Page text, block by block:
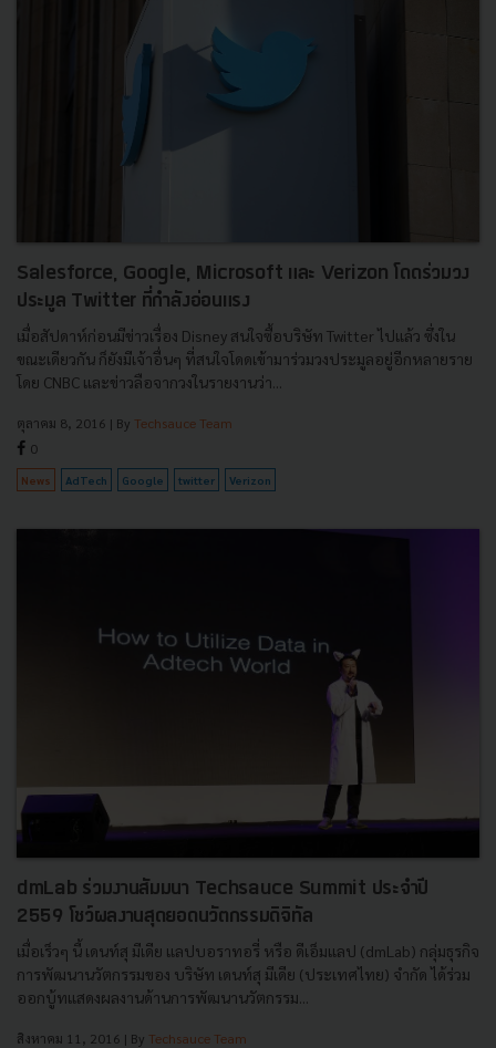
Salesforce, Google, Microsoft และ Verizon โดดร่วมวง
ประมูล Twitter ที่กำลังอ่อนแรง
เมื่อสัปดาห์ก่อนมีข่าวเรื่อง Disney สนใจซื้อบริษัท Twitter ไปแล้ว ซึ่งใน
ขณะเดียวกัน ก็ยังมีเจ้าอื่นๆ ที่สนใจโดดเข้ามาร่วมวงประมูลอยู่อีกหลายราย
โดย CNBC และข่าวลือจากวงในรายงานว่า...
ตุลาคม 8, 2016 | By Techsauce Team
0
News AdTech Google twitter Verizon
dmLab ร่วมงานสัมมนา Techsauce Summit ประจำปี
2559 โชว์ผลงานสุดยอดนวัตกรรมดิจิทัล
เมื่อเร็วๆ นี้ เดนท์สุ มีเดีย แลปบอราทอรี่ หรือ ดีเอ็มแลป (dmLab) กลุ่มธุรกิจ
การพัฒนานวัตกรรมของ บริษัท เดนท์สุ มีเดีย (ประเทศไทย) จำกัด ได้ร่วม
ออกบู้ทแสดงผลงานด้านการพัฒนานวัตกรรม...
สิงหาคม 11, 2016 | By Techsauce Team